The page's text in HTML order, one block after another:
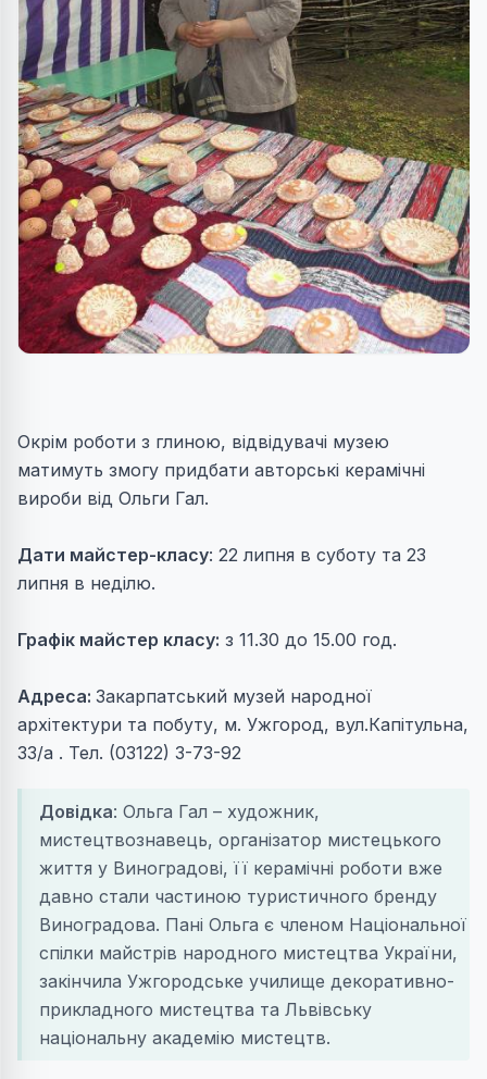
Окрім роботи з глиною, відвідувачі музею
матимуть змогу придбати авторські керамічні
вироби від Ольги Гал.
Дати майстер-класу: 22 липня в суботу та 23
липня в неділю.
Графік майстер класу: з 11.30 до 15.00 год.
Адреса: Закарпатський музей народної
архітектури та побуту, м. Ужгород, вул.Капітульна,
33/а . Тел. (03122) 3-73-92
Довідка: Ольга Гал – художник,
мистецтвознавець, організатор мистецького
життя у Виноградові, її керамічні роботи вже
давно стали частиною туристичного бренду
Виноградова. Пані Ольга є членом Національної
спілки майстрів народного мистецтва України,
закінчила Ужгородське училище декоративно-
прикладного мистецтва та Львівську
національну академію мистецтв.